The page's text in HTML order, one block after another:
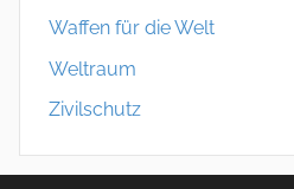
Waffen für die Welt
Weltraum
Zivilschutz